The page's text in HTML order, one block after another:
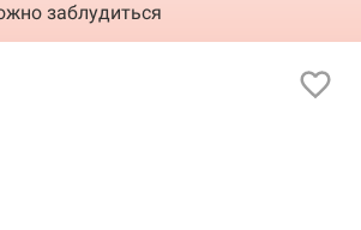
заблудиться